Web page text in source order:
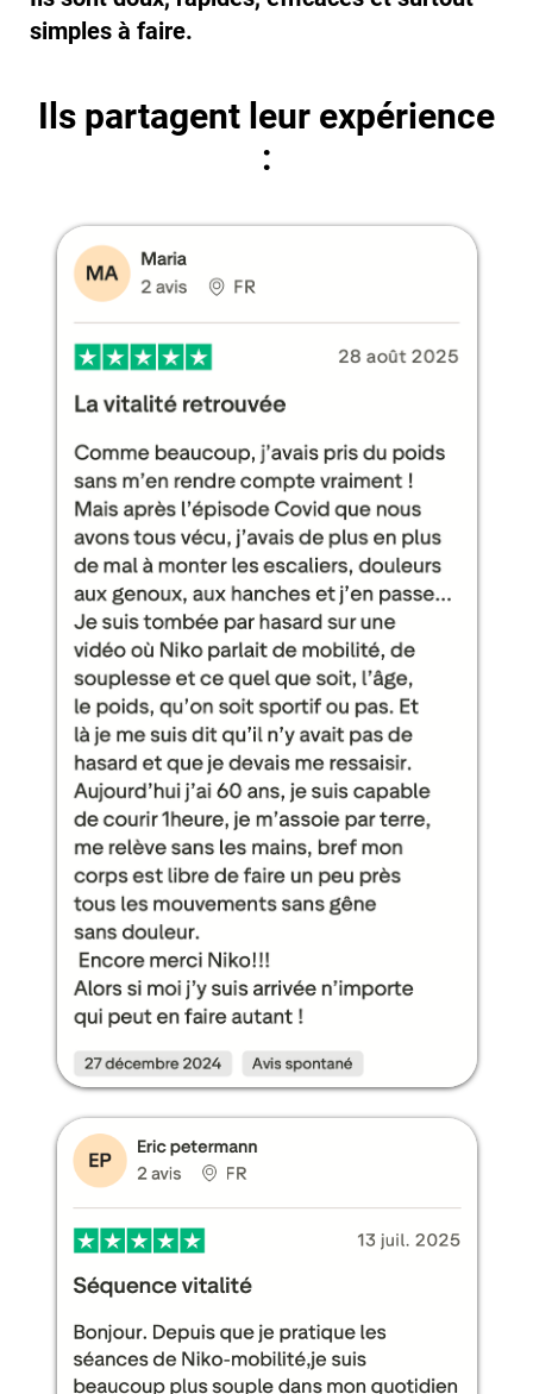
simples à faire.
Ils partagent leur expérience
: